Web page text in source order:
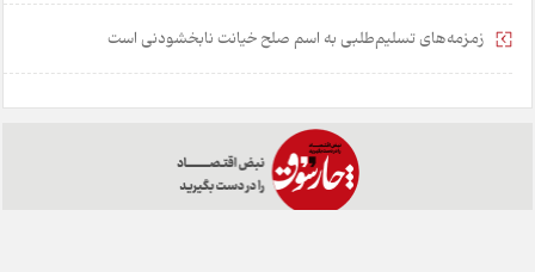
زمزمه‌های تسلیم‌طلبی به اسم صلح خیانت نابخشودنی است